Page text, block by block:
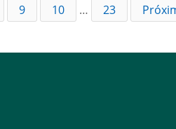
9 10 … 23